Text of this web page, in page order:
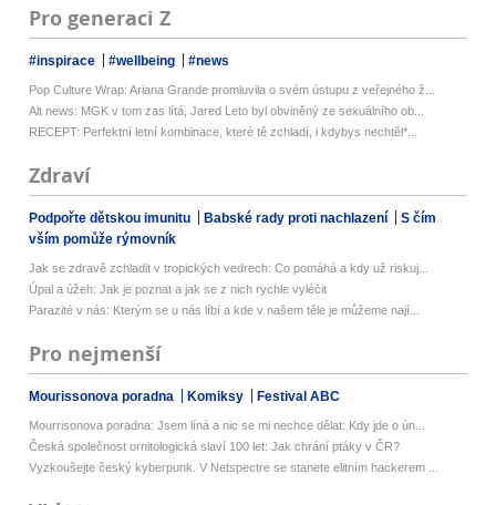
Pro generaci Z
#inspirace #wellbeing #news
Pop Culture Wrap: Ariana Grande promluvila o svém ústupu z veřejného ž...
Alt news: MGK v tom zas lítá, Jared Leto byl obviněný ze sexuálního ob...
RECEPT: Perfektní letní kombinace, které tě zchladí, i kdybys nechtěl*...
Zdraví
Podpořte dětskou imunitu Babské rady proti nachlazení
S čím
vším pomůže rýmovník
Jak se zdravě zchladit v tropických vedrech: Co pomáhá a kdy už riskuj...
Úpal a úžeh: Jak je poznat a jak se z nich rychle vyléčit
Parazité v nás: Kterým se u nás líbí a kde v našem těle je můžeme nají...
Pro nejmenší
Mourissonova poradna Komiksy Festival ABC
Mourrisonova poradna: Jsem líná a nic se mi nechce dělat: Kdy jde o ún...
Česká společnost ornitologická slaví 100 let: Jak chrání ptáky v ČR?
Vyzkoušejte český kyberpunk. V Netspectre se stanete elitním hackerem ...